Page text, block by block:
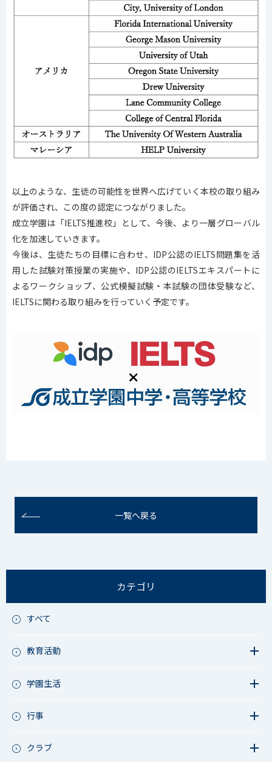
以上のような、生徒の可能性を世界へ広げていく本校の取り組み
が評価され、この度の認定につながりました。
成立学園は「IELTS推進校」として、今後、より一層グローバル
化を加速していきます。
今後は、生徒たちの目標に合わせ、IDP公認のIELTS問題集を活
用した試験対策授業の実施や、IDP公認のIELTSエキスパートに
よるワークショップ、公式模擬試験・本試験の団体受験など、
IELTSに関わる取り組みを行っていく予定です。
一覧へ戻る
カテゴリ
すべて
教育活動
教育活動（高校）
アース・プロジェクト
学園生活
今日の1枚～ｸﾗｽ&ｸﾗﾌﾞ編～
行事
成立祭（文化祭）
クラブ